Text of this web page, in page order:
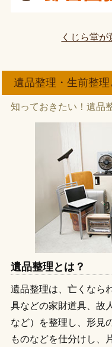
くじら堂
遺品整理・生前整理
知っておきたい！遺品
遺品整理とは？
遺品整理は、亡くなら
具などの家財道具、故
など）を整理し、形見
ものなどを仕分けし、